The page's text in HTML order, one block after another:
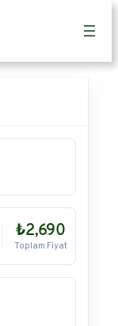
₺2,690
Toplam Fiyat